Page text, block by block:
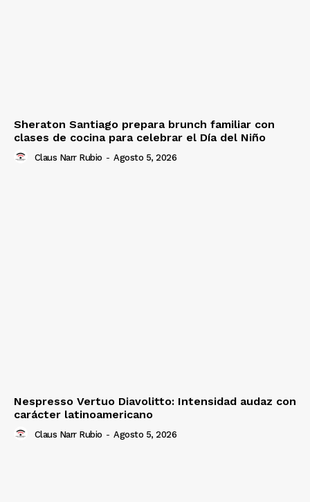
Sheraton Santiago prepara brunch familiar con
clases de cocina para celebrar el Día del Niño
Claus Narr Rubio - Agosto 5, 2026
Nespresso Vertuo Diavolitto: Intensidad audaz con
carácter latinoamericano
Claus Narr Rubio - Agosto 5, 2026